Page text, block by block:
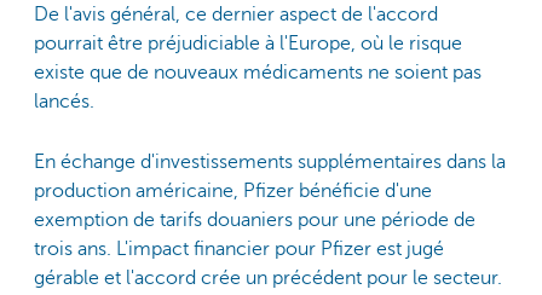
De l'avis général, ce dernier aspect de l'accord
pourrait être préjudiciable à l'Europe, où le risque
existe que de nouveaux médicaments ne soient pas
lancés.
En échange d'investissements supplémentaires dans la
production américaine, Pfizer bénéficie d'une
exemption de tarifs douaniers pour une période de
trois ans. L'impact financier pour Pfizer est jugé
gérable et l'accord crée un précédent pour le secteur.